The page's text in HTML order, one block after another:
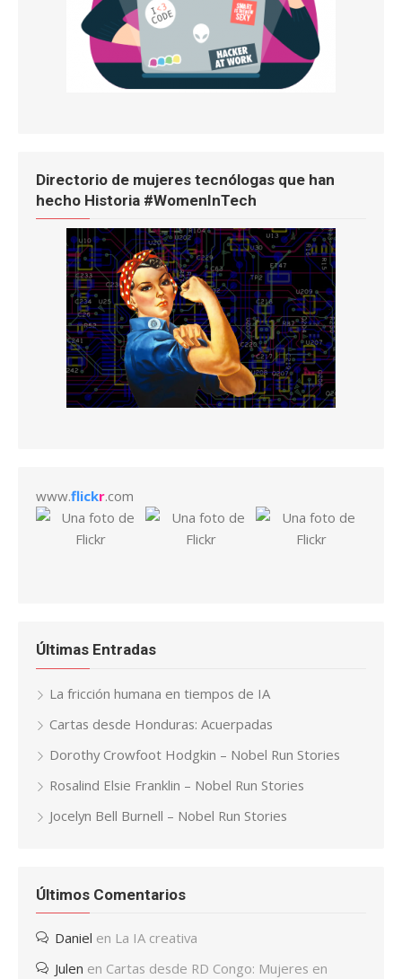
Directorio de mujeres tecnólogas que han
hecho Historia #WomenInTech
www.flickr.com
Últimas Entradas
La fricción humana en tiempos de IA
Cartas desde Honduras: Acuerpadas
Dorothy Crowfoot Hodgkin – Nobel Run Stories
Rosalind Elsie Franklin – Nobel Run Stories
Jocelyn Bell Burnell – Nobel Run Stories
Últimos Comentarios
Daniel en La IA creativa
Julen en Cartas desde RD Congo: Mujeres en